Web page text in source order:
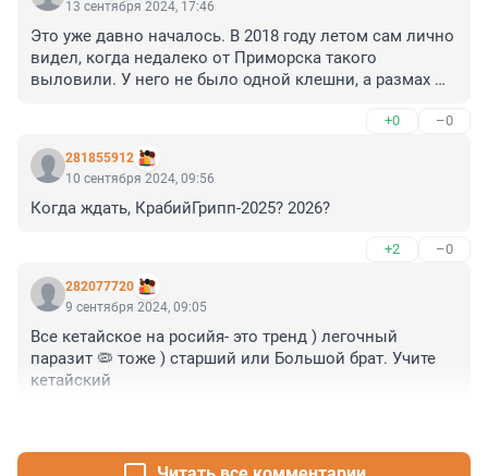
13 сентября 2024, 17:46
Это уже давно началось. В 2018 году летом сам лично
видел, когда недалеко от Приморска такого
выловили. У него не было одной клешни, а размах
как там они правильно зовутся) был сантиметров 30-
35. Даже фотка где-то есть.
+0 –0
281855912
10 сентября 2024, 09:56
Когда ждать, КрабийГрипп-2025? 2026?
+2 –0
282077720
9 сентября 2024, 09:05
Все кетайское на росийя- это тренд ) легочный
паразит 🦠 тоже ) старший или Большой брат. Учите
кетайский